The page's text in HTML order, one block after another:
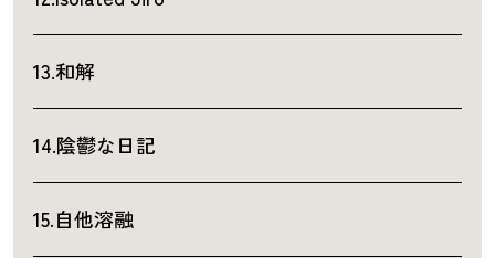
13.和解
14.陰鬱な日記
15.自他溶融